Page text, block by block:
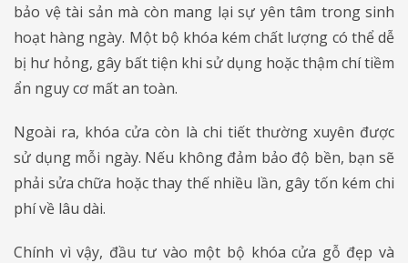
bảo vệ tài sản mà còn mang lại sự yên tâm trong sinh
hoạt hàng ngày. Một bộ khóa kém chất lượng có thể dễ
bị hư hỏng, gây bất tiện khi sử dụng hoặc thậm chí tiềm
ẩn nguy cơ mất an toàn.
Ngoài ra, khóa cửa còn là chi tiết thường xuyên được
sử dụng mỗi ngày. Nếu không đảm bảo độ bền, bạn sẽ
phải sửa chữa hoặc thay thế nhiều lần, gây tốn kém chi
phí về lâu dài.
Chính vì vậy, đầu tư vào một bộ khóa cửa gỗ đẹp và